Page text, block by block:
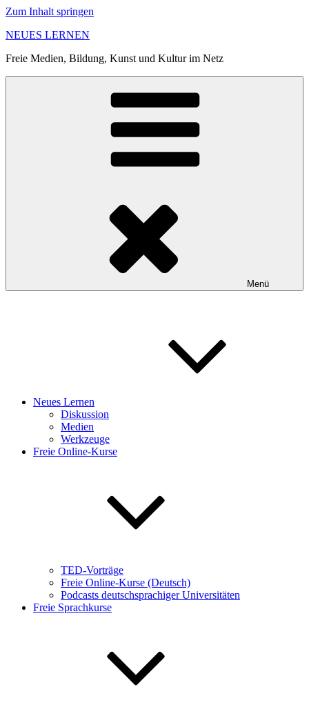
Zum Inhalt springen
NEUES LERNEN
Freie Medien, Bildung, Kunst und Kultur im Netz
Menü
Neues Lernen
Diskussion
Medien
Werkzeuge
Freie Online-Kurse
TED-Vorträge
Freie Online-Kurse (Deutsch)
Podcasts deutschsprachiger Universitäten
Freie Sprachkurse